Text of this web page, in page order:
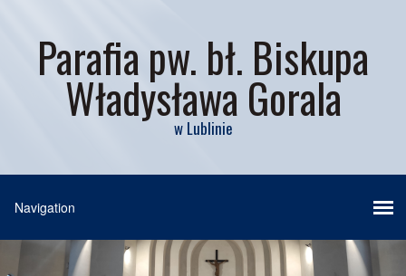
Parafia pw. bł. Biskupa
Władysława Gorala
w Lublinie